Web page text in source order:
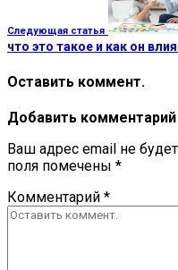
Следующая статья
что это такое и как он
Оставить коммент.
Добавить комментарий
Ваш адрес email не
поля помечены *
Комментарий *